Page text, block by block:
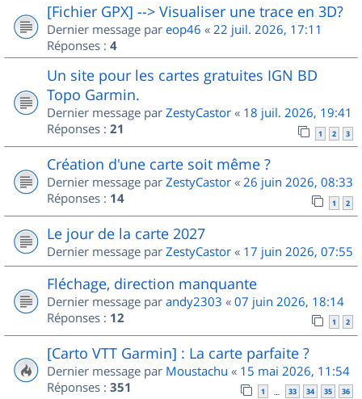
[Fichier GPX] --> Visualiser une trace en 3D?
Dernier message par eop46 « 22 juil. 2026, 17:11
Réponses : 4
Un site pour les cartes gratuites IGN BD
Topo Garmin.
Dernier message par ZestyCastor « 18 juil. 2026, 19:41
Réponses : 21 1 2 3
Création d'une carte soit même ?
Dernier message par ZestyCastor « 26 juin 2026, 08:33
Réponses : 14 1 2
Le jour de la carte 2027
Dernier message par ZestyCastor « 17 juin 2026, 07:55
Fléchage, direction manquante
Dernier message par andy2303 « 07 juin 2026, 18:14
Réponses : 12 1 2
[Carto VTT Garmin] : La carte parfaite ?
Dernier message par Moustachu « 15 mai 2026, 11:54
Réponses : 351 1 … 33 34 35 36